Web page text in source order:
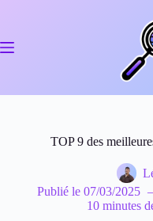
TOP 9 des
Publié le07/03/2025
10 minutes